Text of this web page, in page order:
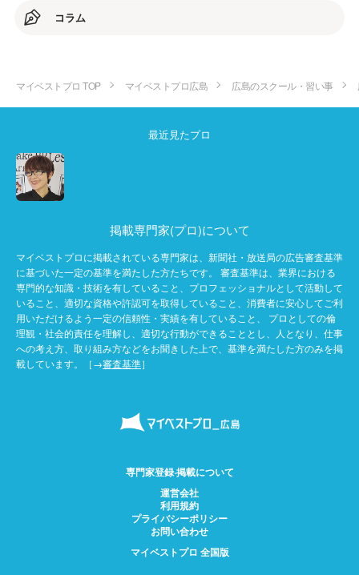
コラム
マイベストプロ TOP マイベストプロ広島 広島のスクール・習い事
最近見たプロ
掲載専門家(プロ)について
マイベストプロに掲載されている専門家は、新聞社・放送局の広告審査基準
に基づいた一定の基準を満たした方たちです。 審査基準は、業界における
専門的な知識・技術を有していること、プロフェッショナルとして活動して
いること、適切な資格や許認可を取得していること、消費者に安心してご利
用いただけるよう一定の信頼性・実績を有していること、 プロとしての倫
理観・社会的責任を理解し、適切な行動ができることとし、人となり、仕事
への考え方、取り組み方などをお聞きした上で、基準を満たした方のみを掲
載しています。［→審査基準］
専門家登録·掲載について
運営会社
利用規約
プライバシーポリシー
お問い合わせ
マイベストプロ 全国版